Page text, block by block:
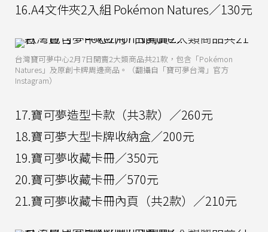
16.A4文件夾2入組 Pokémon Natures／130元
台灣寶可夢中心2月7日開賣2大類商品共21款，包含「Pokémon
Natures」及原創卡牌周邊商品。（翻攝自「寶可夢台灣」官方
Instagram）
17.寶可夢造型卡款（共3款）／260元
18.寶可夢大型卡牌收納盒／200元
19.寶可夢收藏卡冊／350元
20.寶可夢收藏卡冊／570元
21.寶可夢收藏卡冊內頁（共2款）／210元